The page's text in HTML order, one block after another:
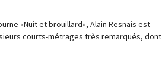
«Nuit et brouillard», Alain Resnais est
courts-métrages très remarqués, dont